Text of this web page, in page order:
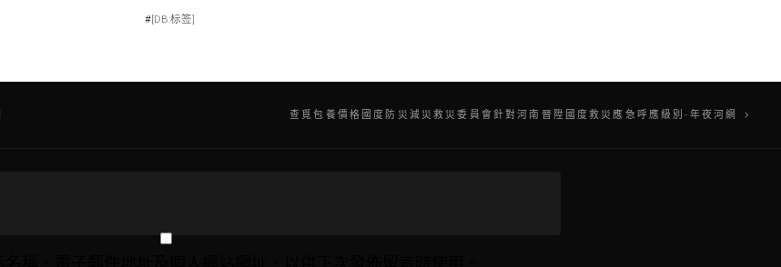
#[DB:标签]
查覓包養價格國度防災減災救災委員會針對河南晉陞國度救災應急呼應級別-年夜河網